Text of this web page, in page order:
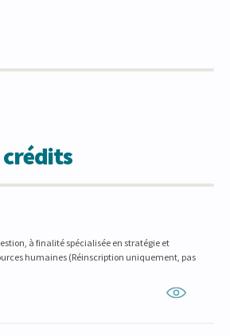
crédits
à finalité spécialisée en stratégie et
humaines (Réinscription uniquement, pas